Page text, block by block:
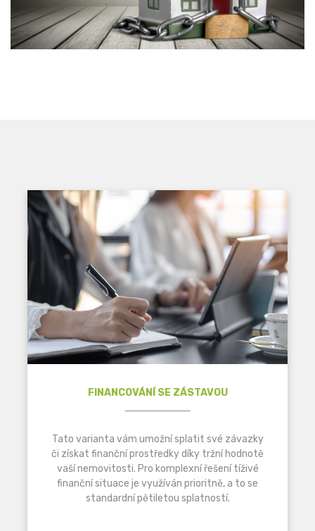
FINANCOVÁNÍ SE ZÁSTAVOU
Tato varianta vám umožní splatit své závazky
či získat finanční prostředky díky tržní hodnotě
vaší nemovitosti. Pro komplexní řešení tíživé
finanční situace je využíván prioritně, a to se
standardní pětiletou splatností.